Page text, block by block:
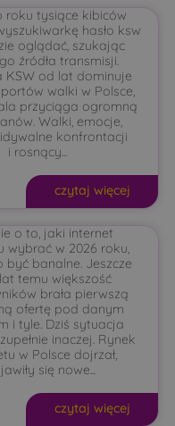
roku tysiące kibiców
hasło ksw
oglądać, szukając
źródła transmisji.
KSW od lat dominuje
walki w Polsce,
przyciąga ogromną
Walki, emocje,
konfrontacji
i rosnący...
czytaj więcej
o to, jaki internet
wybrać w 2026 roku,
być banalne. Jeszcze
temu większość
brała pierwszą
ofertę pod danym
i tyle. Dziś sytuacja
inaczej. Rynek
w Polsce dojrzał,
się nowe...
czytaj więcej